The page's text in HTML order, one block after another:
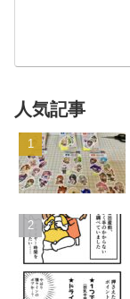
人気記事